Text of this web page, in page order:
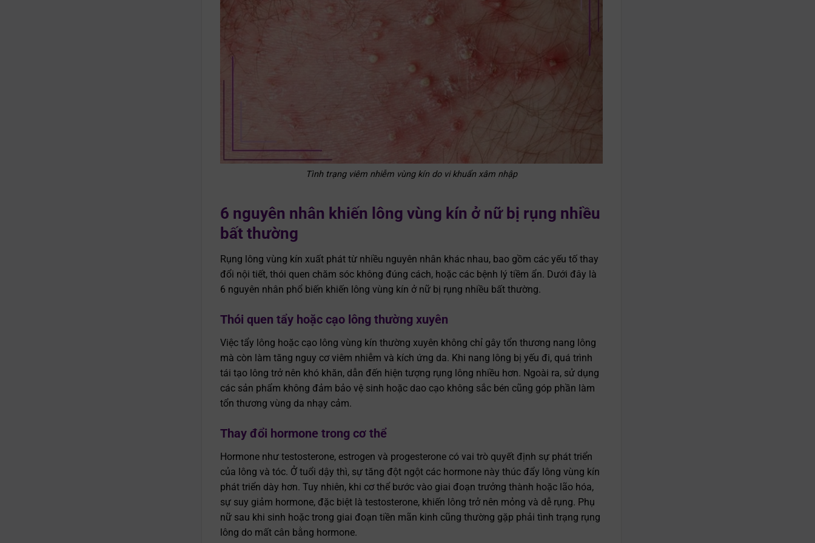
Tình trạng viêm nhiễm vùng kín do vi khuẩn xâm nhập
6 nguyên nhân khiến lông vùng kín ở nữ bị rụng nhiều
bất thường
Rụng lông vùng kín xuất phát từ nhiều nguyên nhân khác nhau, bao gồm các yếu tố thay
đổi nội tiết, thói quen chăm sóc không đúng cách, hoặc các bệnh lý tiềm ẩn. Dưới đây là
6 nguyên nhân phổ biến khiến lông vùng kín ở nữ bị rụng nhiều bất thường.
Thói quen tẩy hoặc cạo lông thường xuyên
Việc tẩy lông hoặc cạo lông vùng kín thường xuyên không chỉ gây tổn thương nang lông
mà còn làm tăng nguy cơ viêm nhiễm và kích ứng da. Khi nang lông bị yếu đi, quá trình
tái tạo lông trở nên khó khăn, dẫn đến hiện tượng rụng lông nhiều hơn. Ngoài ra, sử dụng
các sản phẩm không đảm bảo vệ sinh hoặc dao cạo không sắc bén cũng góp phần làm
tổn thương vùng da nhạy cảm.
Thay đổi hormone trong cơ thể
Hormone như testosterone, estrogen và progesterone có vai trò quyết định sự phát triển
của lông và tóc. Ở tuổi dậy thì, sự tăng đột ngột các hormone này thúc đẩy lông vùng kín
phát triển dày hơn. Tuy nhiên, khi cơ thể bước vào giai đoạn trưởng thành hoặc lão hóa,
sự suy giảm hormone, đặc biệt là testosterone, khiến lông trở nên mỏng và dễ rụng. Phụ
nữ sau khi sinh hoặc trong giai đoạn tiền mãn kinh cũng thường gặp phải tình trạng rụng
lông do mất cân bằng hormone.